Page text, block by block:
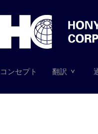
コンセプト 翻訳